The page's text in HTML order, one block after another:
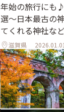
年始の旅行にも
選～日本最古の
てくれる神社な
滋賀県 2026.01.01